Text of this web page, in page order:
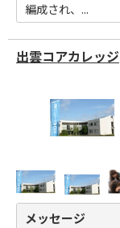
編成され、...
出雲コアカレッジ
メッセージ